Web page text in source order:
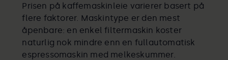
Prisen på kaffemaskinleie varierer basert på
flere faktorer. Maskintype er den mest
åpenbare: en enkel filtermaskin koster
naturlig nok mindre enn en fullautomatisk
espressomaskin med melkeskummer.